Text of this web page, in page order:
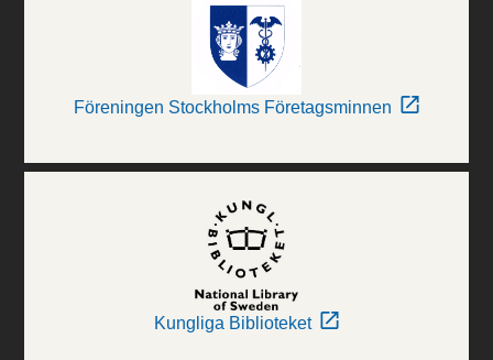
Föreningen Stockholms Företagsminnen
Kungliga Biblioteket